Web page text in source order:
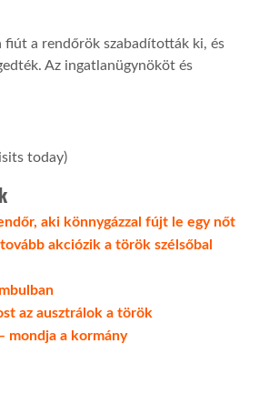
fiút a rendőrök szabadították ki, és
Az ingatlanügynököt és
today)
aki könnygázzal fújt le egy nőt
akciózik a török szélsőbal
az ausztrálok a török
mondja a kormány